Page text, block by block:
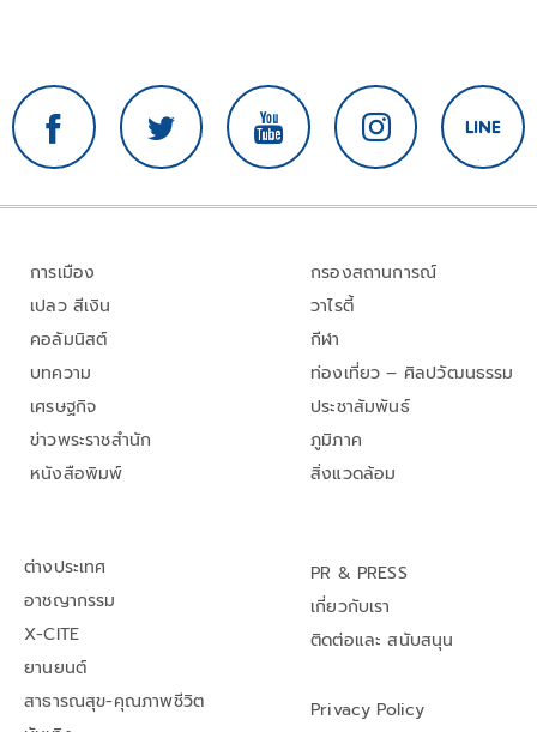
การเมือง
เปลว สีเงิน
คอลัมนิสต์
บทความ
เศรษฐกิจ
ข่าวพระราชสำนัก
หนังสือพิมพ์
กรองสถานการณ์
วาไรตี้
กีฬา
ท่องเที่ยว – ศิลปวัฒนธรรม
ประชาสัมพันธ์
ภูมิภาค
สิ่งแวดล้อม
ต่างประเทศ
อาชญากรรม
X-CITE
ยานยนต์
สาธารณสุข-คุณภาพชีวิต
PR & PRESS
เกี่ยวกับเรา
ติดต่อและ สนับสนุน
Privacy Policy